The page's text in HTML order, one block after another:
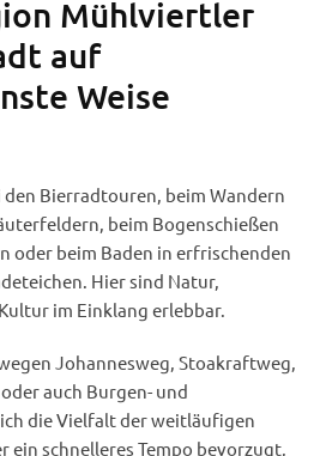
Mühlviertler
auf
Weise
den Bierradtouren, beim Wandern
beim Bogenschießen
oder beim Baden in erfrischenden
Hier sind Natur,
im Einklang erlebbar.
Johannesweg, Stoakraftweg,
auch Burgen- und
die Vielfalt der weitläufigen
ein schnelleres Tempo bevorzugt,